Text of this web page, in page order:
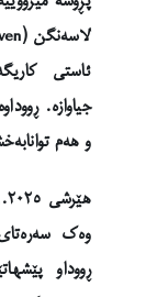
ئاستی
جیاوازە.
و هەم
وەک
ڕووداو